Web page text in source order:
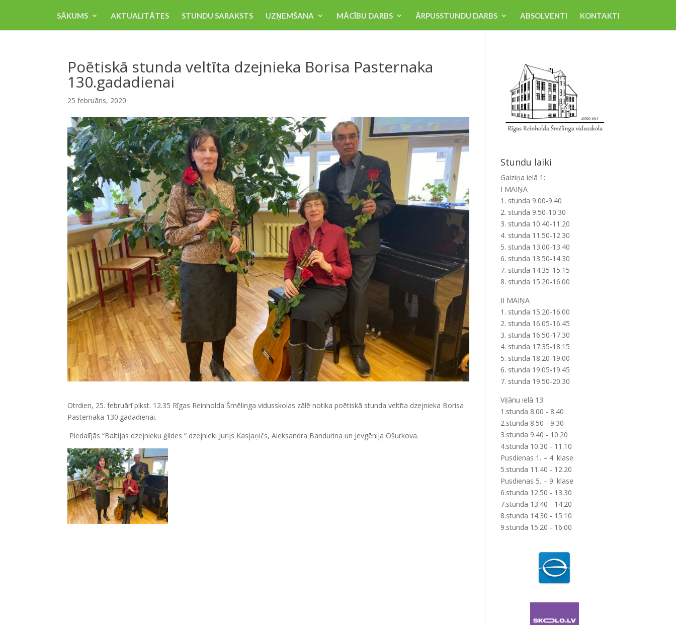
SĀKUMS AKTUALITĀTES STUNDU SARAKSTS UZŅEMŠANA MĀCĪBU DARBS ĀRPUSSTUNDU DARBS ABSOLVENTI KONTAKTI
Poētiskā stunda veltīta dzejnieka Borisa Pasternaka
130.gadadienai
25 februāris, 2020
Otrdien, 25. februārī plkst. 12.35 Rīgas Reinholda Šmēlinga vidusskolas zālē notika poētiskā stunda veltīta dzejnieka Borisa
Pasternaka 130.gadadienai.
Piedalījās “Baltijas dzejnieku ģildes “ dzejnieki Jurijs Kasjaņičs, Aleksandra Bandurina un Jevgēnija Ošurkova.
Stundu laiki
Gaiziņa ielā 1:
I MAIŅA
1. stunda 9.00-9.40
2. stunda 9.50-10.30
3. stunda 10.40-11.20
4. stunda 11.50-12.30
5. stunda 13.00-13.40
6. stunda 13.50-14.30
7. stunda 14.35-15.15
8. stunda 15.20-16.00
II MAIŅA
1. stunda 15.20-16.00
2. stunda 16.05-16.45
3. stunda 16.50-17.30
4. stunda 17.35-18.15
5. stunda 18.20-19.00
6. stunda 19.05-19.45
7. stunda 19.50-20.30
Viļānu ielā 13:
1.stunda 8.00 - 8.40
2.stunda 8.50 - 9.30
3.stunda 9.40 - 10.20
4.stunda 10.30 - 11.10
Pusdienas 1. – 4. klase
5.stunda 11.40 - 12.20
Pusdienas 5. – 9. klase
6.stunda 12.50 - 13.30
7.stunda 13.40 - 14.20
8.stunda 14.30 - 15.10
9.stunda 15.20 - 16.00